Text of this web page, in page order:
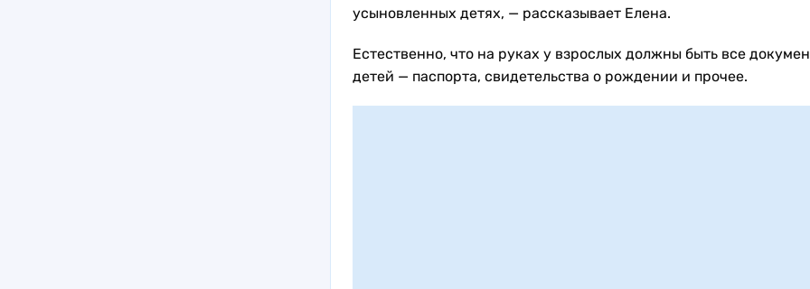
усыновленных детях, — рассказывает Елена.
Естественно, что на руках у взрослых должны быть все
детей — паспорта, свидетельства о рождении и прочее.